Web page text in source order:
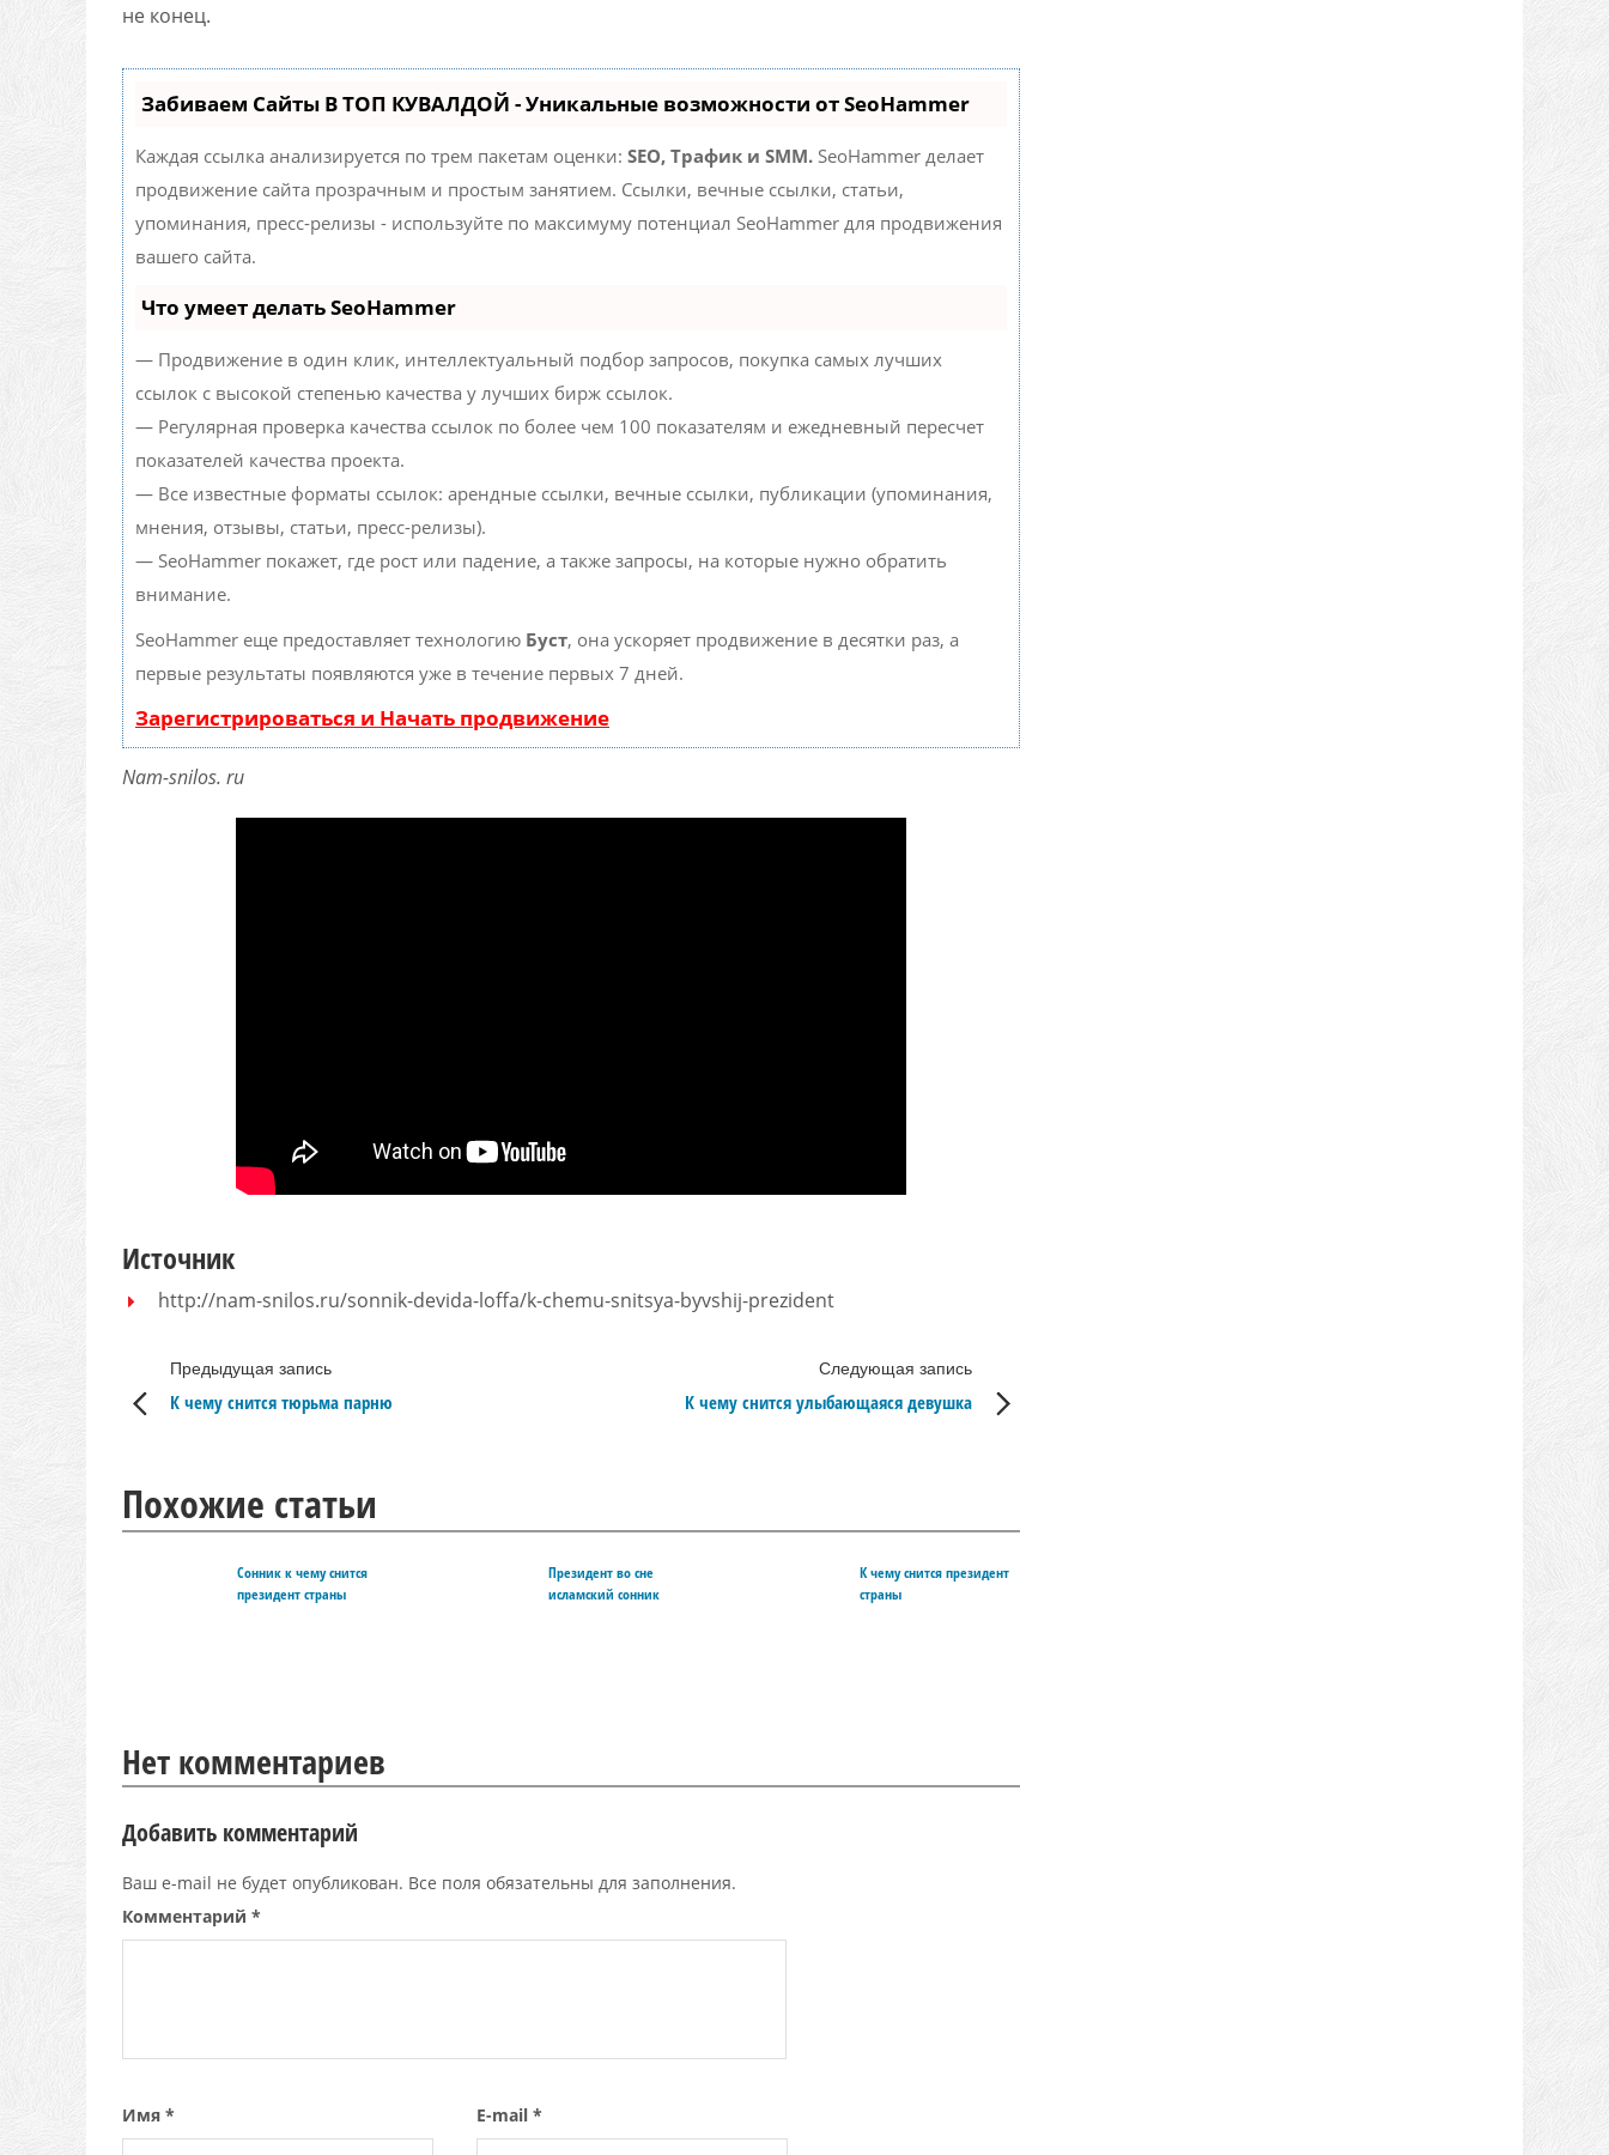
не конец.
Забиваем Сайты В ТОП КУВАЛДОЙ - Уникальные возможности от SeoHammer
Каждая ссылка анализируется по трем пакетам оценки: SEO, Трафик и SMM. SeoHammer делает
продвижение сайта прозрачным и простым занятием. Ссылки, вечные ссылки, статьи,
упоминания, пресс-релизы - используйте по максимуму потенциал SeoHammer для продвижения
вашего сайта.
Что умеет делать SeoHammer
— Продвижение в один клик, интеллектуальный подбор запросов, покупка самых лучших
ссылок с высокой степенью качества у лучших бирж ссылок.
— Регулярная проверка качества ссылок по более чем 100 показателям и ежедневный пересчет
показателей качества проекта.
— Все известные форматы ссылок: арендные ссылки, вечные ссылки, публикации (упоминания,
мнения, отзывы, статьи, пресс-релизы).
— SeoHammer покажет, где рост или падение, а также запросы, на которые нужно обратить
внимание.
SeoHammer еще предоставляет технологию Буст, она ускоряет продвижение в десятки раз, а
первые результаты появляются уже в течение первых 7 дней.
Зарегистрироваться и Начать продвижение
Nam-snilos. ru
Источник
http://nam-snilos.ru/sonnik-devida-loffa/k-chemu-snitsya-byvshij-prezident
Предыдущая запись
К чему снится тюрьма парню
Следующая запись
К чему снится улыбающаяся девушка
Похожие статьи
Сонник к чему снится
президент страны
Президент во сне
исламский сонник
К чему снится президент
страны
Нет комментариев
Добавить комментарий
Ваш e-mail не будет опубликован. Все поля обязательны для заполнения.
Комментарий *
Имя * E-mail *